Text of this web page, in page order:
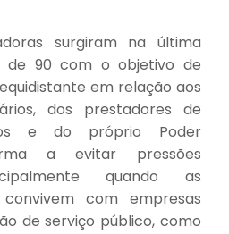
surgiram na última
de 90 com o objetivo de
em relação aos
dos prestadores de
e do próprio Poder
a evitar pressões
quando as
com empresas
de serviço público, como